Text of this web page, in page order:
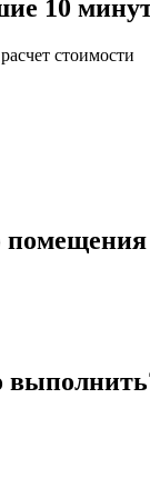
10
стоимости